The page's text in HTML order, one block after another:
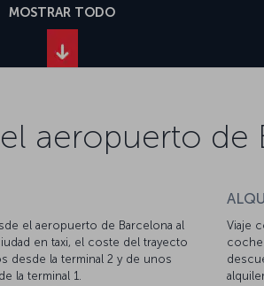
MOSTRAR TODO
aeropuerto de
el aeropuerto de Barcelona al
en taxi, el coste del trayecto
desde la terminal 2 y de unos
la terminal 1.
Viaje
coche